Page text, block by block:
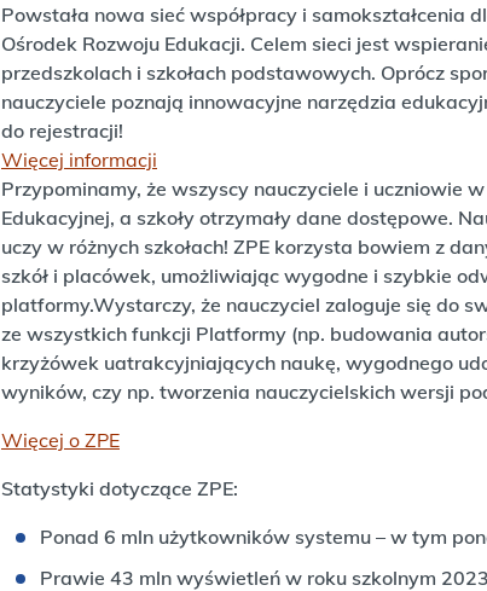
Powstała nowa sieć współpracy i samokształcenia
Ośrodek Rozwoju Edukacji. Celem sieci jest
przedszkolach i szkołach podstawowych. Oprócz
nauczyciele poznają innowacyjne narzędzia
do rejestracji!
Więcej informacji
Przypominamy, że wszyscy nauczyciele i uczniowie
Edukacyjnej, a szkoły otrzymały dane dostępowe.
uczy w różnych szkołach! ZPE korzysta bowiem z
szkół i placówek, umożliwiając wygodne i szybkie
platformy.Wystarczy, że nauczyciel zaloguje się do
ze wszystkich funkcji Platformy (np. budowania
krzyżówek uatrakcyjniających naukę, wygodnego
wyników, czy np. tworzenia nauczycielskich wersji
Więcej o ZPE
Statystyki dotyczące ZPE:
Ponad 6 mln użytkowników systemu – w tym
Prawie 43 mln wyświetleń w roku szkolnym